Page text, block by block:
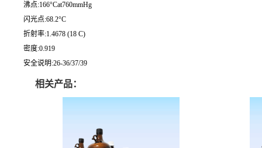
沸点:166°Cat760mmHg
闪光点:68.2°C
折射率:1.4678 (18 C)
密度:0.919
安全说明:26-36/37/39
相关产品：